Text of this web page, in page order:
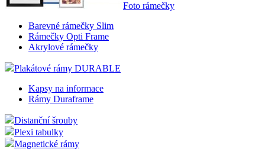
Foto rámečky
Barevné rámečky Slim
Rámečky Opti Frame
Akrylové rámečky
Plakátové rámy DURABLE
Kapsy na informace
Rámy Duraframe
Distanční šrouby
Plexi tabulky
Magnetické rámy